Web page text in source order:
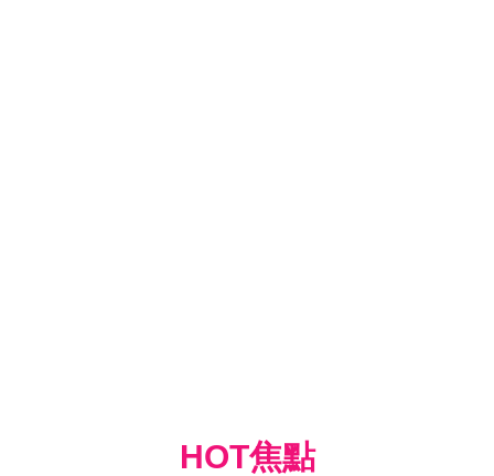
HOT焦點